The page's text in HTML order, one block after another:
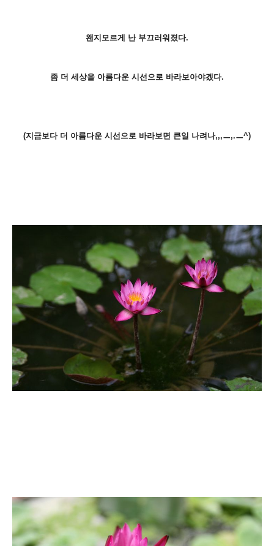
왠지모르게 난 부끄러워졌다.
좀 더 세상을 아름다운 시선으로 바라보아야겠다.
(지금보다 더 아름다운 시선으로 바라보면 큰일 나려나,,,ㅡ,.ㅡ^)